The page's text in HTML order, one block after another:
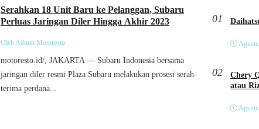
Serahkan 18 Unit Baru ke Pelanggan, Subaru
Perluas Jaringan Diler Hingga Akhir 2023
Oleh Admin Motoresto
motoresto.id/, JAKARTA — Subaru Indonesia bersama
jaringan diler resmi Plaza Subaru melakukan prosesi serah-
terima perdana...
01
02
Chery
atau